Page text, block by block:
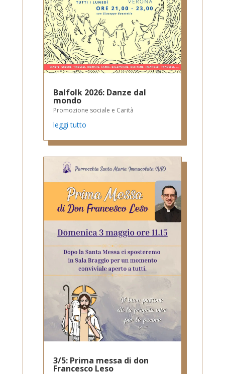
Balfolk 2026: Danze dal
mondo
Promozione sociale e Carità
leggi tutto
3/5: Prima messa di don
Francesco Leso